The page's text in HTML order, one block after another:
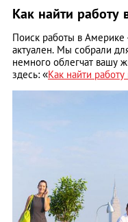
Как найти работу
Поиск работы в
актуален. Мы собрали
немного облегчат вашу
здесь: «Как найти